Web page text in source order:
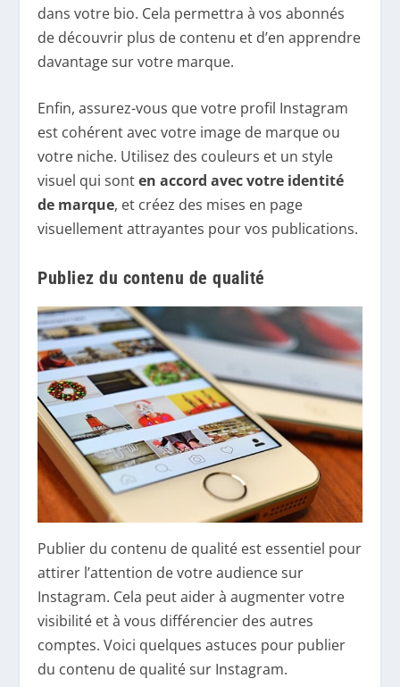
dans votre bio. Cela permettra à vos abonnés
de découvrir plus de contenu et d’en apprendre
davantage sur votre marque.
Enfin, assurez-vous que votre profil Instagram
est cohérent avec votre image de marque ou
votre niche. Utilisez des couleurs et un style
visuel qui sonten accord avec votre identité
de marque, et créez des mises en page
visuellement attrayantes pour vos publications.
Publiez du contenu de qualité
Publier du contenu de qualité est essentiel pour
attirer l’attention de votre audience sur
Instagram. Cela peut aider à augmenter votre
visibilité et à vous différencier des autres
comptes. Voici quelques astuces pour publier
du contenu de qualité sur Instagram.